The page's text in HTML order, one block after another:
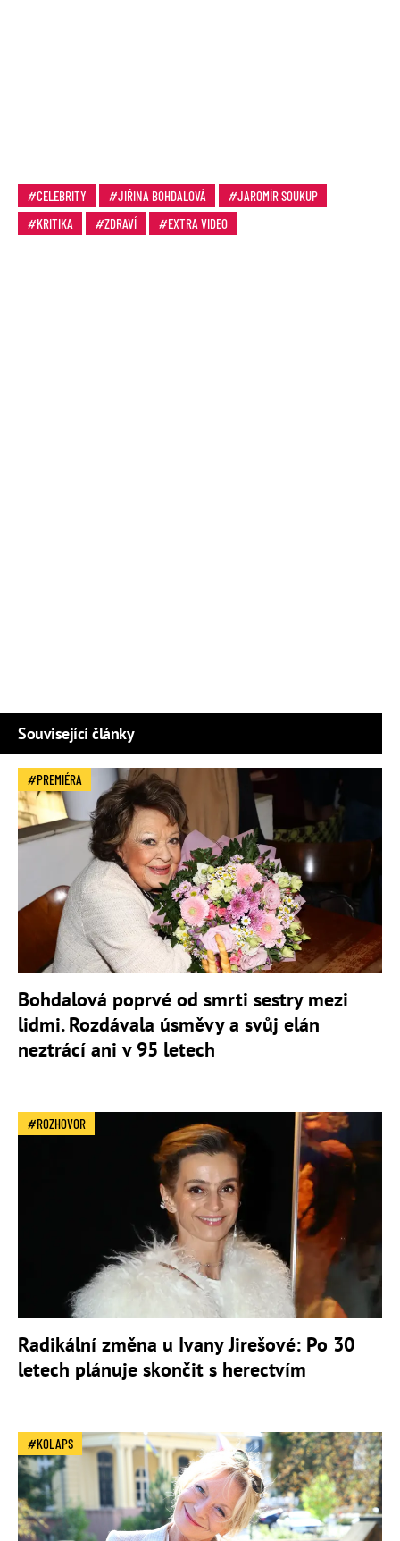
CELEBRITY JIŘINA BOHDALOVÁ
JAROMÍR SOUKUP
KRITIKA
ZDRAVÍ EXTRA VIDEO
Související články
PREMIÉRA
Bohdalová poprvé od smrti sestry mezi
lidmi. Rozdávala úsměvy a svůj elán
neztrácí ani v 95 letech
ROZHOVOR
Radikální změna u Ivany Jirešové: Po 30
letech plánuje skončit s herectvím
KOLAPS